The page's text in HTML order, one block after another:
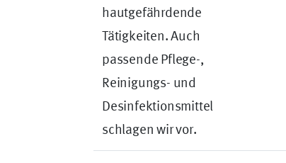
hautgefährdende
Tätigkeiten. Auch
passende Pflege-,
Reinigungs- und
Desinfektionsmittel
schlagen wir vor.